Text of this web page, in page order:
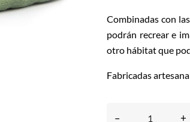
Combinadas con las
podrán recrear e
otro hábitat que
Fabricadas
– +